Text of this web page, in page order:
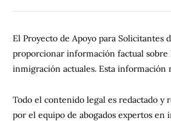
El Proyecto de Apoyo para Solicitantes
proporcionar información factual sobre
inmigración actuales. Esta información
Todo el contenido legal es redactado y
por el equipo de abogados expertos en